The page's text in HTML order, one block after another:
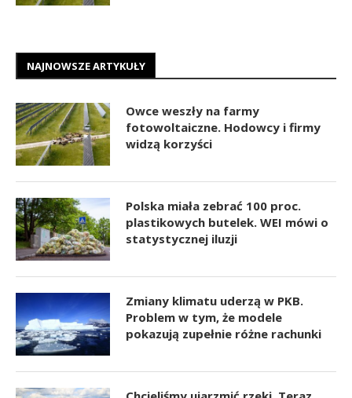
NAJNOWSZE ARTYKUŁY
Owce weszły na farmy
fotowoltaiczne. Hodowcy i firmy
widzą korzyści
Polska miała zebrać 100 proc.
plastikowych butelek. WEI mówi o
statystycznej iluzji
Zmiany klimatu uderzą w PKB.
Problem w tym, że modele
pokazują zupełnie różne rachunki